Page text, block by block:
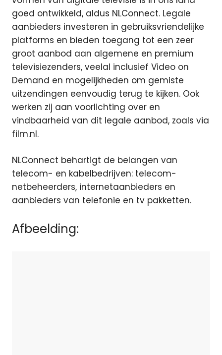
goed ontwikkeld, aldus NLConnect. Legale
aanbieders investeren in gebruiksvriendelijke
platforms en bieden toegang tot een zeer
groot aanbod aan algemene en premium
televisiezenders, veelal inclusief Video on
Demand en mogelijkheden om gemiste
uitzendingen eenvoudig terug te kijken. Ook
werken zij aan voorlichting over en
vindbaarheid van dit legale aanbod, zoals via
film.nl.
NLConnect behartigt de belangen van
telecom- en kabelbedrijven: telecom-
netbeheerders, internetaanbieders en
aanbieders van telefonie en tv pakketten.
Afbeelding: